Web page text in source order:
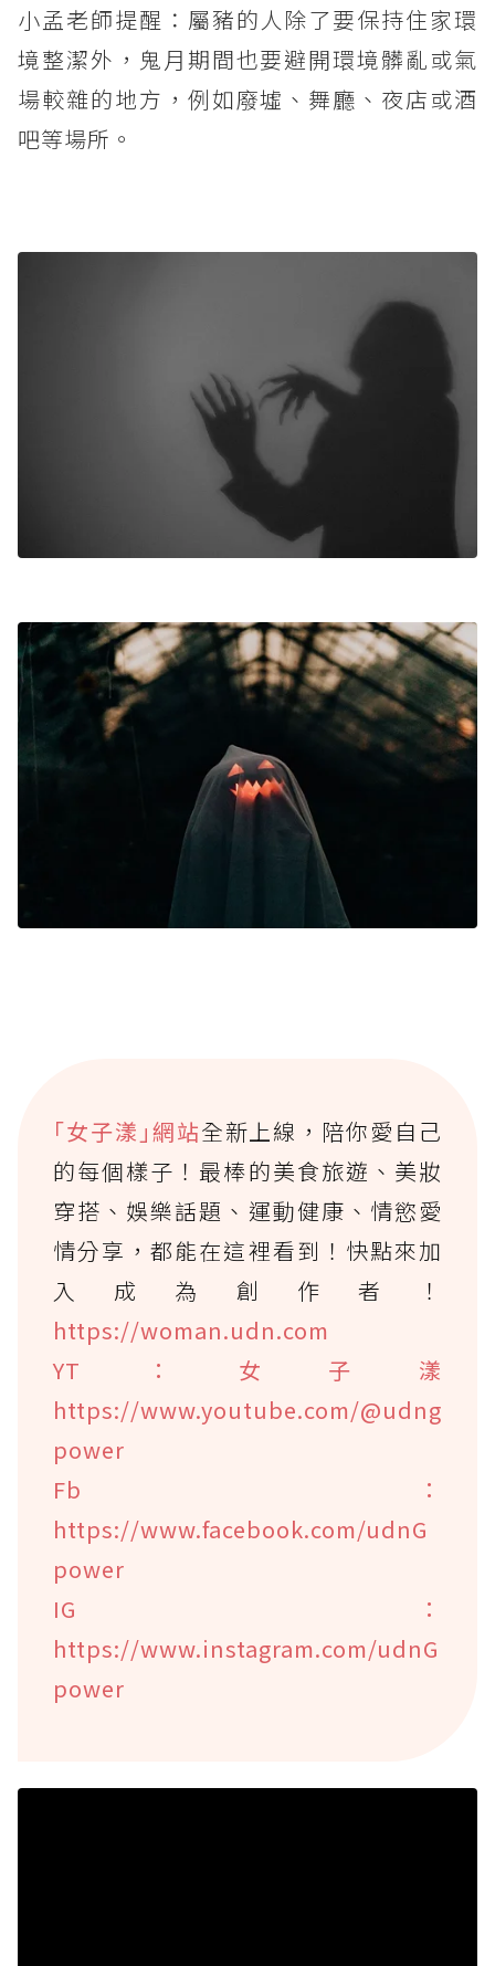
小孟老師提醒：屬豬的人除了要保持住家環
境整潔外，鬼月期間也要避開環境髒亂或氣
場較雜的地方，例如廢墟、舞廳、夜店或酒
吧等場所。
｢女子漾｣網站全新上線，陪你愛自己
的每個樣子！最棒的美食旅遊、美妝
穿搭、娛樂話題、運動健康、情慾愛
情分享，都能在這裡看到！快點來加
入成為創作者！
https://woman.udn.com
YT：女子漾
https://www.youtube.com/@udng
power
Fb：
https://www.facebook.com/udnG
power
IG：
https://www.instagram.com/udnG
power